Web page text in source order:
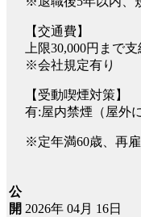
【交通費】
上限30,000円まで
※会社規定有り
【受動喫煙対策】
有:屋内禁煙（屋外
※定年満60歳、再
公
開 2026年 04月 16日